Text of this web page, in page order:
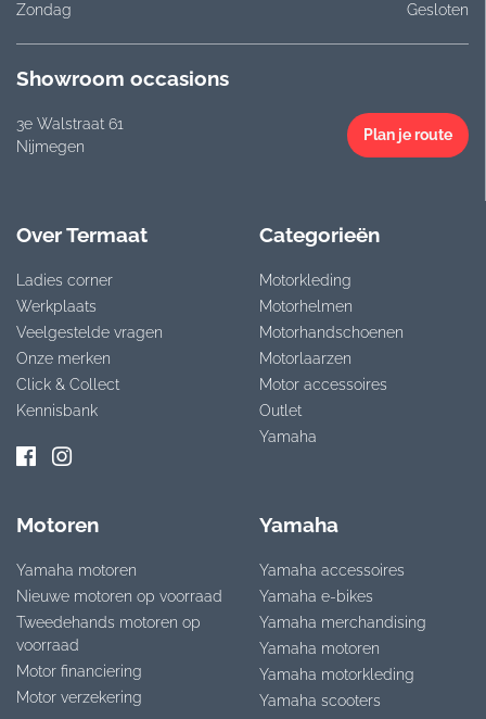
Zondag
Gesloten
Showroom occasions
3e Walstraat 61
Nijmegen
Plan je route
Over Termaat
Ladies corner
Werkplaats
Veelgestelde vragen
Onze merken
Click & Collect
Kennisbank
Categorieën
Motorkleding
Motorhelmen
Motorhandschoenen
Motorlaarzen
Motor accessoires
Outlet
Yamaha
Motoren
Yamaha motoren
Nieuwe motoren op voorraad
Tweedehands motoren op
voorraad
Motor financiering
Motor verzekering
Yamaha
Yamaha accessoires
Yamaha e-bikes
Yamaha merchandising
Yamaha motoren
Yamaha motorkleding
Yamaha scooters